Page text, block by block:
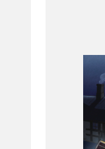
3. klasse 4.
Flergangsbog